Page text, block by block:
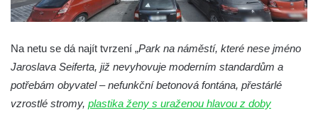
Lysá nad Labem, barokní město Šporkovo
Socha Beruška v ZOO Hluboká
Socha Vážka v ZOO Hluboká
Na netu se dá najít tvrzení „Park na náměstí, které nese jméno
Jaroslava Seiferta, již nevyhovuje moderním standardům a
potřebám obyvatel – nefunkční betonová fontána, přestárlé
vzrostlé stromy, plastika ženy s uraženou hlavou z doby